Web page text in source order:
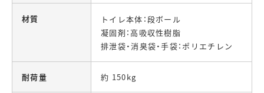
材質
トイレ本体：段ボール
凝固剤：高吸収性樹脂
排泄袋・消臭袋・手袋：ポリエチレン
耐荷量 約 150kg